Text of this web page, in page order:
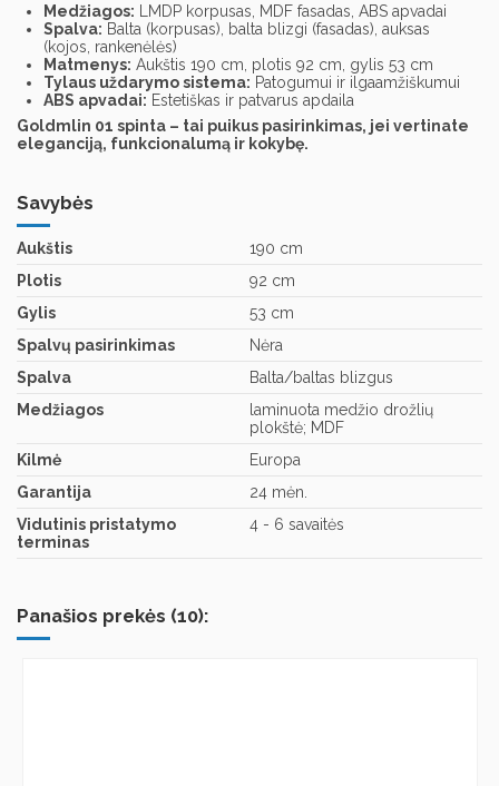
Medžiagos: LMDP korpusas, MDF fasadas, ABS apvadai
Spalva: Balta (korpusas), balta blizgi (fasadas), auksas
(kojos, rankenėlės)
Matmenys: Aukštis 190 cm, plotis 92 cm, gylis 53 cm
Tylaus uždarymo sistema: Patogumui ir ilgaamžiškumui
ABS apvadai: Estetiškas ir patvarus apdaila
Goldmlin 01 spinta – tai puikus pasirinkimas, jei vertinate
eleganciją, funkcionalumą ir kokybę.
Savybės
Aukštis
190 cm
Plotis
92 cm
Gylis
53 cm
Spalvų pasirinkimas
Nėra
Spalva
Balta/baltas blizgus
Medžiagos
laminuota medžio drožlių
plokštė; MDF
Kilmė
Europa
Garantija
24 mėn.
Vidutinis pristatymo
terminas
4 - 6 savaitės
Panašios prekės (10):